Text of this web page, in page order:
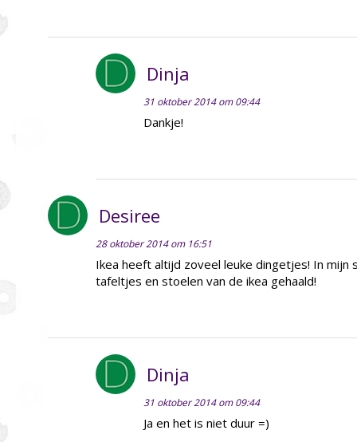
Dinja
31 oktober 2014 om 09:44
Dankje!
Desiree
28 oktober 2014 om 16:51
Ikea heeft altijd zoveel leuke dingetjes! In mijn
tafeltjes en stoelen van de ikea gehaald!
Dinja
31 oktober 2014 om 09:44
Ja en het is niet duur =)